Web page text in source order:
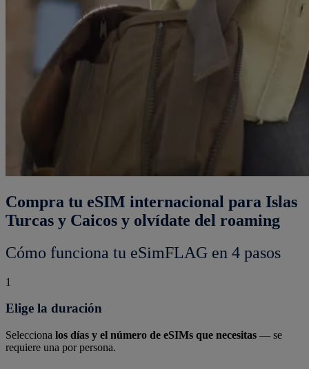
Compra tu eSIM internacional para Islas
Turcas y Caicos y olvídate del roaming
Cómo funciona tu eSimFLAG en 4 pasos
1
Elige la duración
Selecciona los días y el número de eSIMs que necesitas — se
requiere una por persona.